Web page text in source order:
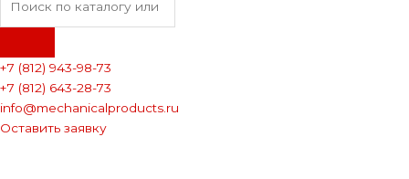
+7 (812) 943-98-73
+7 (812) 643-28-73
info@mechanicalproducts.ru
Оставить заявку